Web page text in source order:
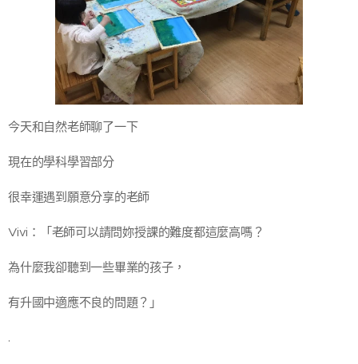
今天和自然老師聊了一下
現在的學科學習部分
很幸運遇到願意分享的老師
Vivi：「老師可以請問妳授課的難度都這麼高嗎？
為什麼我卻聽到一些畢業的孩子，
有升國中適應不良的問題？」
.